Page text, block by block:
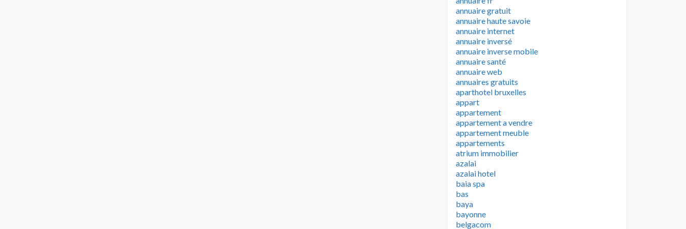
annuaire gratuit
annuaire haute savoie
annuaire internet
annuaire inversé
annuaire inverse mobile
annuaire santé
annuaire web
annuaires gratuits
aparthotel bruxelles
appart
appartement
appartement a vendre
appartement meuble
appartements
atrium immobilier
azalai
azalai hotel
baia spa
bas
baya
bayonne
belgacom